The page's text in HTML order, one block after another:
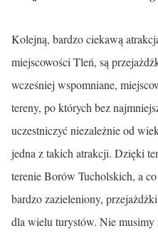
Kolejną, bardzo ciekawą
miejscowości Tleń, są
wcześniej wspomniane,
tereny, po których bez
uczestniczyć niezależnie od
jedna z takich atrakcji. Dzięki
terenie Borów Tucholskich, a
bardzo zazieleniony,
dla wielu turystów. Nie